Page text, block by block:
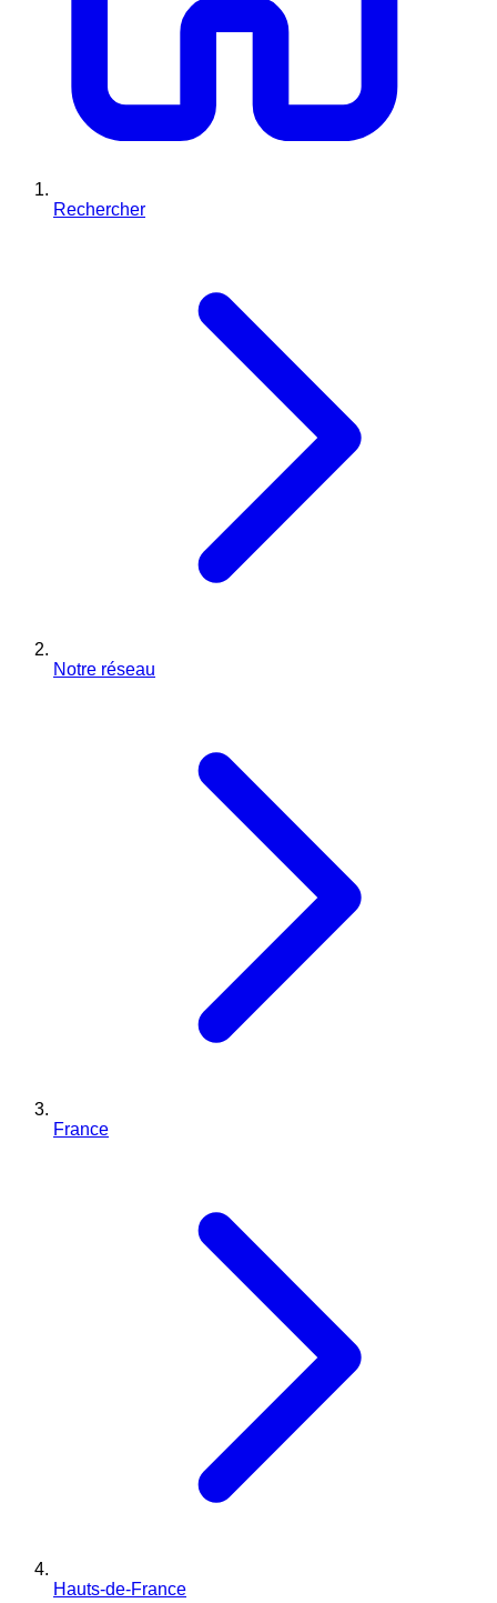
Rechercher
Notre réseau
France
Hauts-de-France